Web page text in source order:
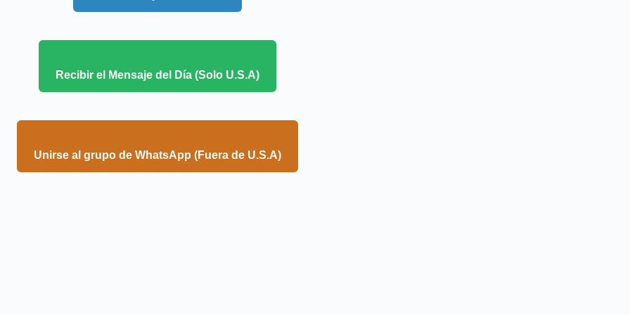
Recibir el Mensaje del Día (Solo U.S.A)
Unirse al grupo de WhatsApp (Fuera de U.S.A)